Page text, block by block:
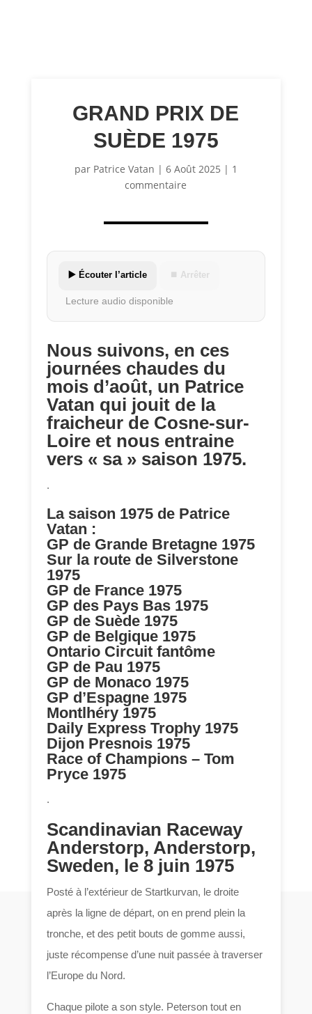
GRAND PRIX DE
SUÈDE 1975
par Patrice Vatan | 6 Août 2025 | 1
commentaire
▶️ Écouter l’article ⏹ Arrêter
Lecture audio disponible
Nous suivons, en ces
journées chaudes du
mois d’août, un Patrice
Vatan qui jouit de la
fraicheur de Cosne-sur-
Loire et nous entraine
vers « sa » saison 1975.
.
La saison 1975 de Patrice
Vatan :
GP de Grande Bretagne 1975
Sur la route de Silverstone
1975
GP de France 1975
GP des Pays Bas 1975
GP de Suède 1975
GP de Belgique 1975
Ontario Circuit fantôme
GP de Pau 1975
GP de Monaco 1975
GP d’Espagne 1975
Montlhéry 1975
Daily Express Trophy 1975
Dijon Presnois 1975
Race of Champions – Tom
Pryce 1975
.
Scandinavian Raceway
Anderstorp, Anderstorp,
Sweden, le 8 juin 1975
Posté à l’extérieur de Startkurvan, le droite
après la ligne de départ, on en prend plein la
tronche, et des petit bouts de gomme aussi,
juste récompense d’une nuit passée à traverser
l’Europe du Nord.
Chaque pilote a son style. Peterson tout en